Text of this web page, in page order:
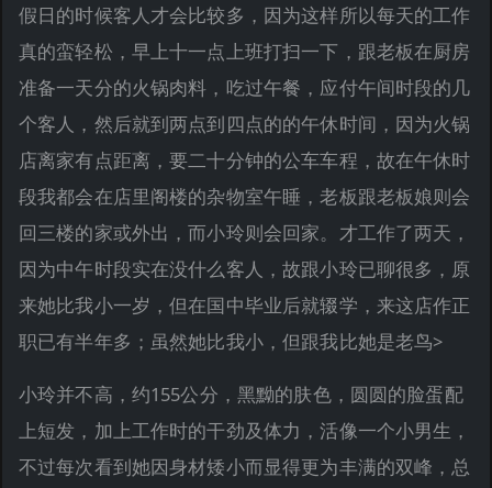
假日的时候客人才会比较多，因为这样所以每天的工作
真的蛮轻松，早上十一点上班打扫一下，跟老板在厨房
准备一天分的火锅肉料，吃过午餐，应付午间时段的几
个客人，然后就到两点到四点的的午休时间，因为火锅
店离家有点距离，要二十分钟的公车车程，故在午休时
段我都会在店里阁楼的杂物室午睡，老板跟老板娘则会
回三楼的家或外出，而小玲则会回家。才工作了两天，
因为中午时段实在没什么客人，故跟小玲已聊很多，原
来她比我小一岁，但在国中毕业后就辍学，来这店作正
职已有半年多；虽然她比我小，但跟我比她是老鸟>
小玲并不高，约155公分，黑黝的肤色，圆圆的脸蛋配
上短发，加上工作时的干劲及体力，活像一个小男生，
不过每次看到她因身材矮小而显得更为丰满的双峰，总